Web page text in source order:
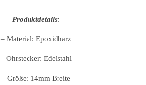
Produktdetails:
– Material: Epoxidharz
– Ohrstecker: Edelstahl
– Größe: 14mm Breite